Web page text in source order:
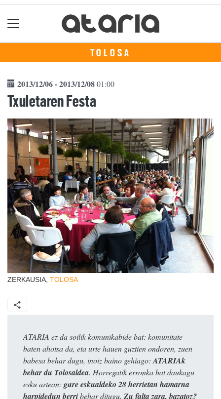
TOLOSA
2013/12/06 - 2013/12/0801:00
Txuletaren Festa
ZERKAUSIA, TOLOSA
ATARIA ez da soilik komunikabide bat: komunitate
baten ahotsa da, eta urte hauen guztien ondoren, zuen
babesa behar dugu, inoiz baino gehiago: ATARIAk
behar du Tolosaldea. Horregatik erronka bat daukagu
esku artean: gure eskualdeko 28 herrietan hamarna
harpidedun berribehar ditugu. Zu falta zara, bazatoz?